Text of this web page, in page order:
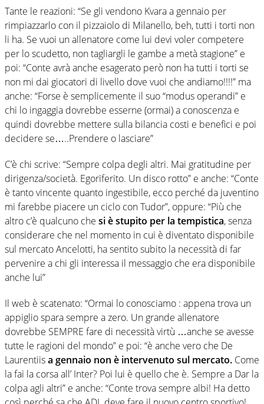
Tante le reazioni: “Se gli vendono Kvara a gennaio per
rimpiazzarlo con il pizzaiolo di Milanello, beh, tutti i torti non
li ha. Se vuoi un allenatore come lui devi voler competere
per lo scudetto, non tagliargli le gambe a metà stagione” e
poi: “Conte avrà anche esagerato però non ha tutti i torti se
non mi dai giocatori di livello dove vuoi che andiamo!!!!” ma
anche: “Forse è semplicemente il suo “modus operandi” e
chi lo ingaggia dovrebbe esserne (ormai) a conoscenza e
quindi dovrebbe mettere sulla bilancia costi e benefici e poi
decidere se…..Prendere o lasciare”
C’è chi scrive: “Sempre colpa degli altri. Mai gratitudine per
dirigenza/società. Egoriferito. Un disco rotto” e anche: “Conte
è tanto vincente quanto ingestibile, ecco perché da juventino
mi farebbe piacere un ciclo con Tudor”, oppure: “Più che
altro c’è qualcuno che si è stupito per la tempistica, senza
considerare che nel momento in cui è diventato disponibile
sul mercato Ancelotti, ha sentito subito la necessità di far
pervenire a chi gli interessa il messaggio che era disponibile
anche lui”
Il web è scatenato: “Ormai lo conosciamo : appena trova un
appiglio spara sempre a zero. Un grande allenatore
dovrebbe SEMPRE fare di necessità virtù …anche se avesse
tutte le ragioni del mondo” e poi: “è anche vero che De
Laurentiisa gennaio non è intervenuto sul mercato. Come
la fai la corsa all’ Inter? Poi lui è quello che è. Sempre a Dar la
colpa agli altri” e anche: “Conte trova sempre albi! Ha detto